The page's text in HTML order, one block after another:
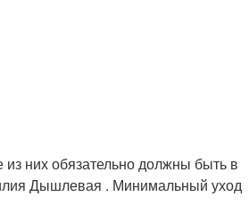
из них обязательно должны быть в
Дышлевая . Минимальный уход